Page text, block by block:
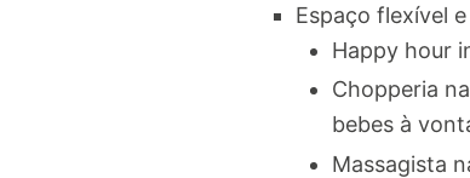
Espaço flexível
Happy hour
Chopperia
bebes à
Massagista